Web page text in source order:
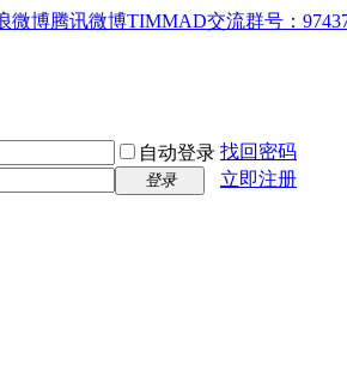
微博腾讯微博TIMMAD交流群号：
自动登录 找回密码
登录
立即注册